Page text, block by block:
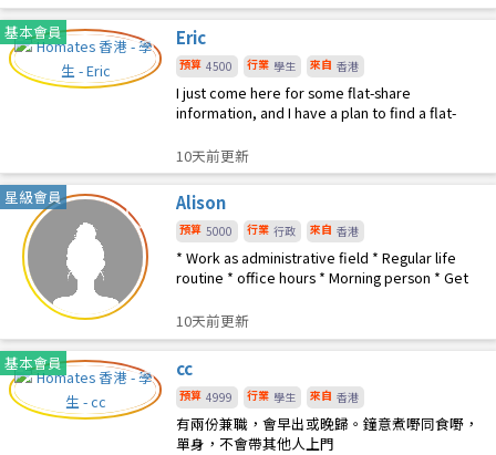
基本會員
Eric
預算 4500 行業 學生 來自 香港
I just come here for some flat-share
information, and I have a plan to find a flat-
10天前更新
星級會員
Alison
預算 5000 行業 行政 來自 香港
* Work as administrative field * Regular life
routine * office hours * Morning person * Get
10天前更新
基本會員
cc
預算 4999 行業 學生 來自 香港
有兩份兼職，會早出或晚歸。鐘意煮嘢同食嘢，
單身，不會帶其他人上門